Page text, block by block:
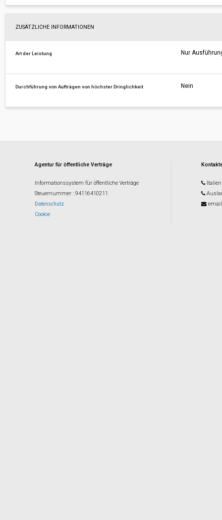
ZUSÄTZLICHE INFORMATIONEN
Art der Leistung Nur
Durchführung von Aufträgen von höchster Dringlichkeit Nein
Agentur für öffentliche Verträge
Informationssystem für öffentliche Verträge
Steuernummer : 94116410211
Datenschutz
Cookie
Italien
email